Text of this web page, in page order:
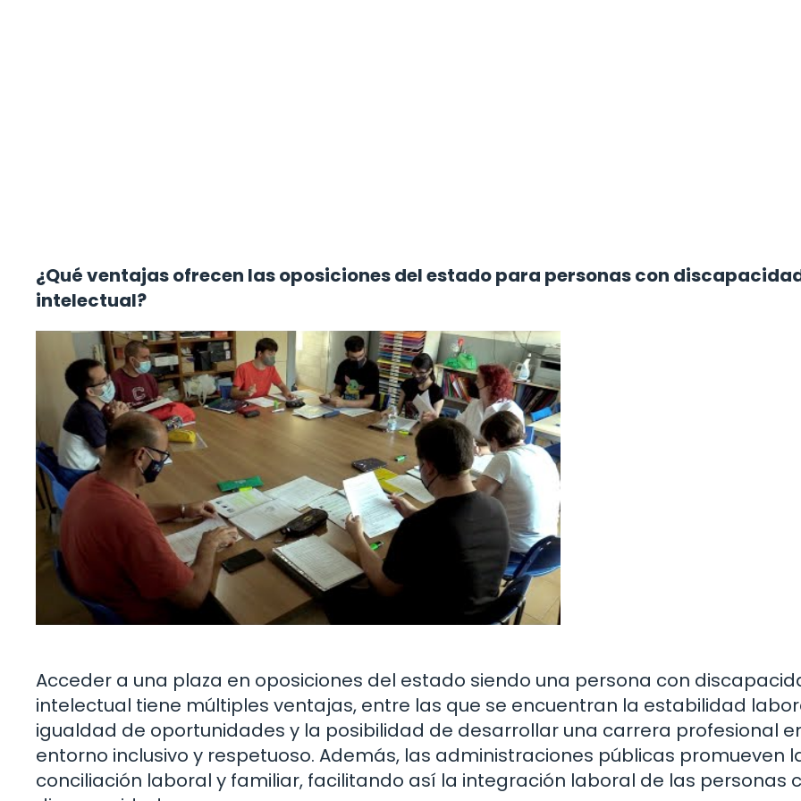
¿Qué ventajas ofrecen las oposiciones del estado para personas con
intelectual?
Acceder a una plaza en oposiciones del estado siendo una persona con
intelectual tiene múltiples ventajas, entre las que se encuentran la estabilidad
igualdad de oportunidades y la posibilidad de desarrollar una carrera profesional
entorno inclusivo y respetuoso. Además, las administraciones públicas promueven
conciliación laboral y familiar, facilitando así la integración laboral de las personas